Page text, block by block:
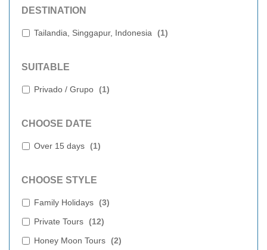
DESTINATION
Tailandia, Singgapur, Indonesia (1)
SUITABLE
Privado / Grupo (1)
CHOOSE DATE
Over 15 days (1)
CHOOSE STYLE
Family Holidays (3)
Private Tours (12)
Honey Moon Tours (2)